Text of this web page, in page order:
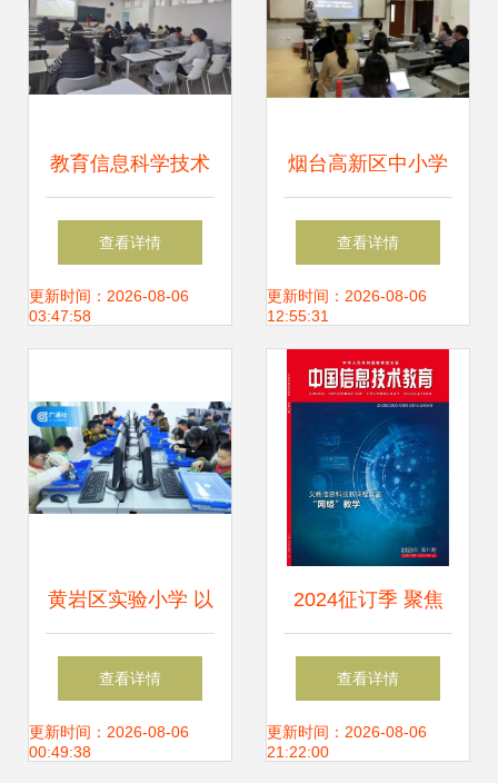
教育信息科学技术
开发 信息科学与工
程学院的前沿探索
查看详情
更新时间：2026-08-06
03:47:58
烟台高新区中小学
教师信息技术应用
能力提升工程2.0推
进会议顺利召开
查看详情
更新时间：2026-08-06
12:55:31
黄岩区实验小学 以
智慧课程点燃科学
素养之光
查看详情
更新时间：2026-08-06
00:49:38
2024征订季 聚焦
教育信息技术的前
沿探索——《中国
查看详情
更新时间：2026-08-06
21:22:00